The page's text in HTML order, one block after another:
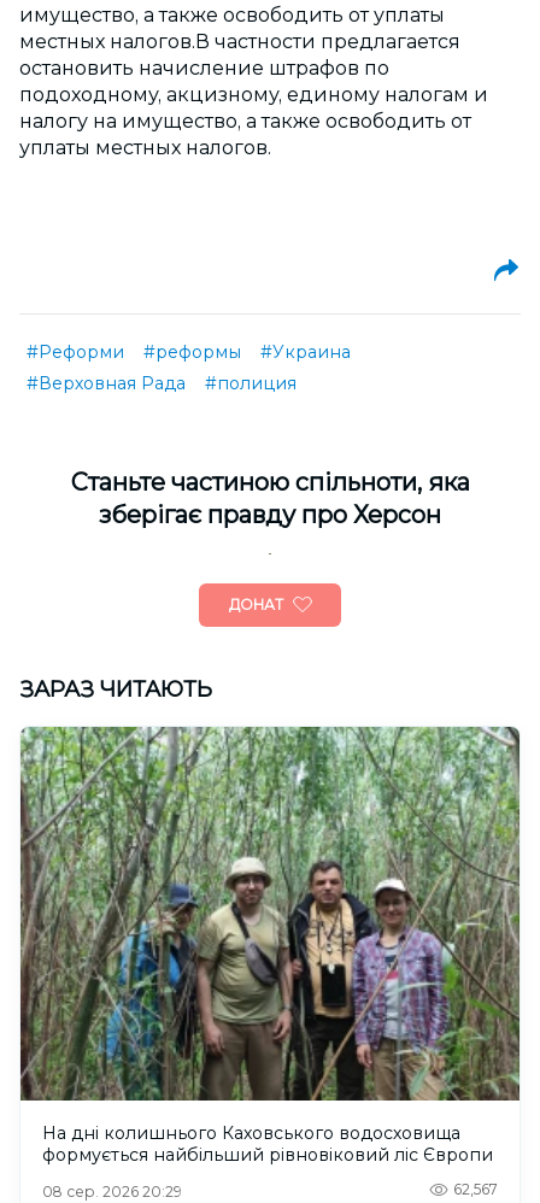
имущество, а также освободить от уплаты
местных налогов.В частности предлагается
остановить начисление штрафов по
подоходному, акцизному, единому налогам и
налогу на имущество, а также освободить от
уплаты местных налогов.
#Реформи #реформы
#Украина
#Верховная Рада
#полиция
Cтаньте частиною спільноти, яка
зберігає правду про Херсон
ДОНАТ
ЗАРАЗ ЧИТАЮТЬ
На дні колишнього Каховського водосховища
формується найбільший рівновіковий ліс Європи
08 сер. 2026 20:29 62,567